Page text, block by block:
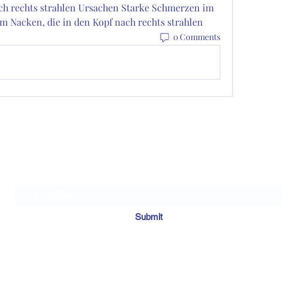
rechts strahlen Ursachen Starke Schmerzen im
Nacken, die in den Kopf nach rechts strahlen
0 Comments
Submit